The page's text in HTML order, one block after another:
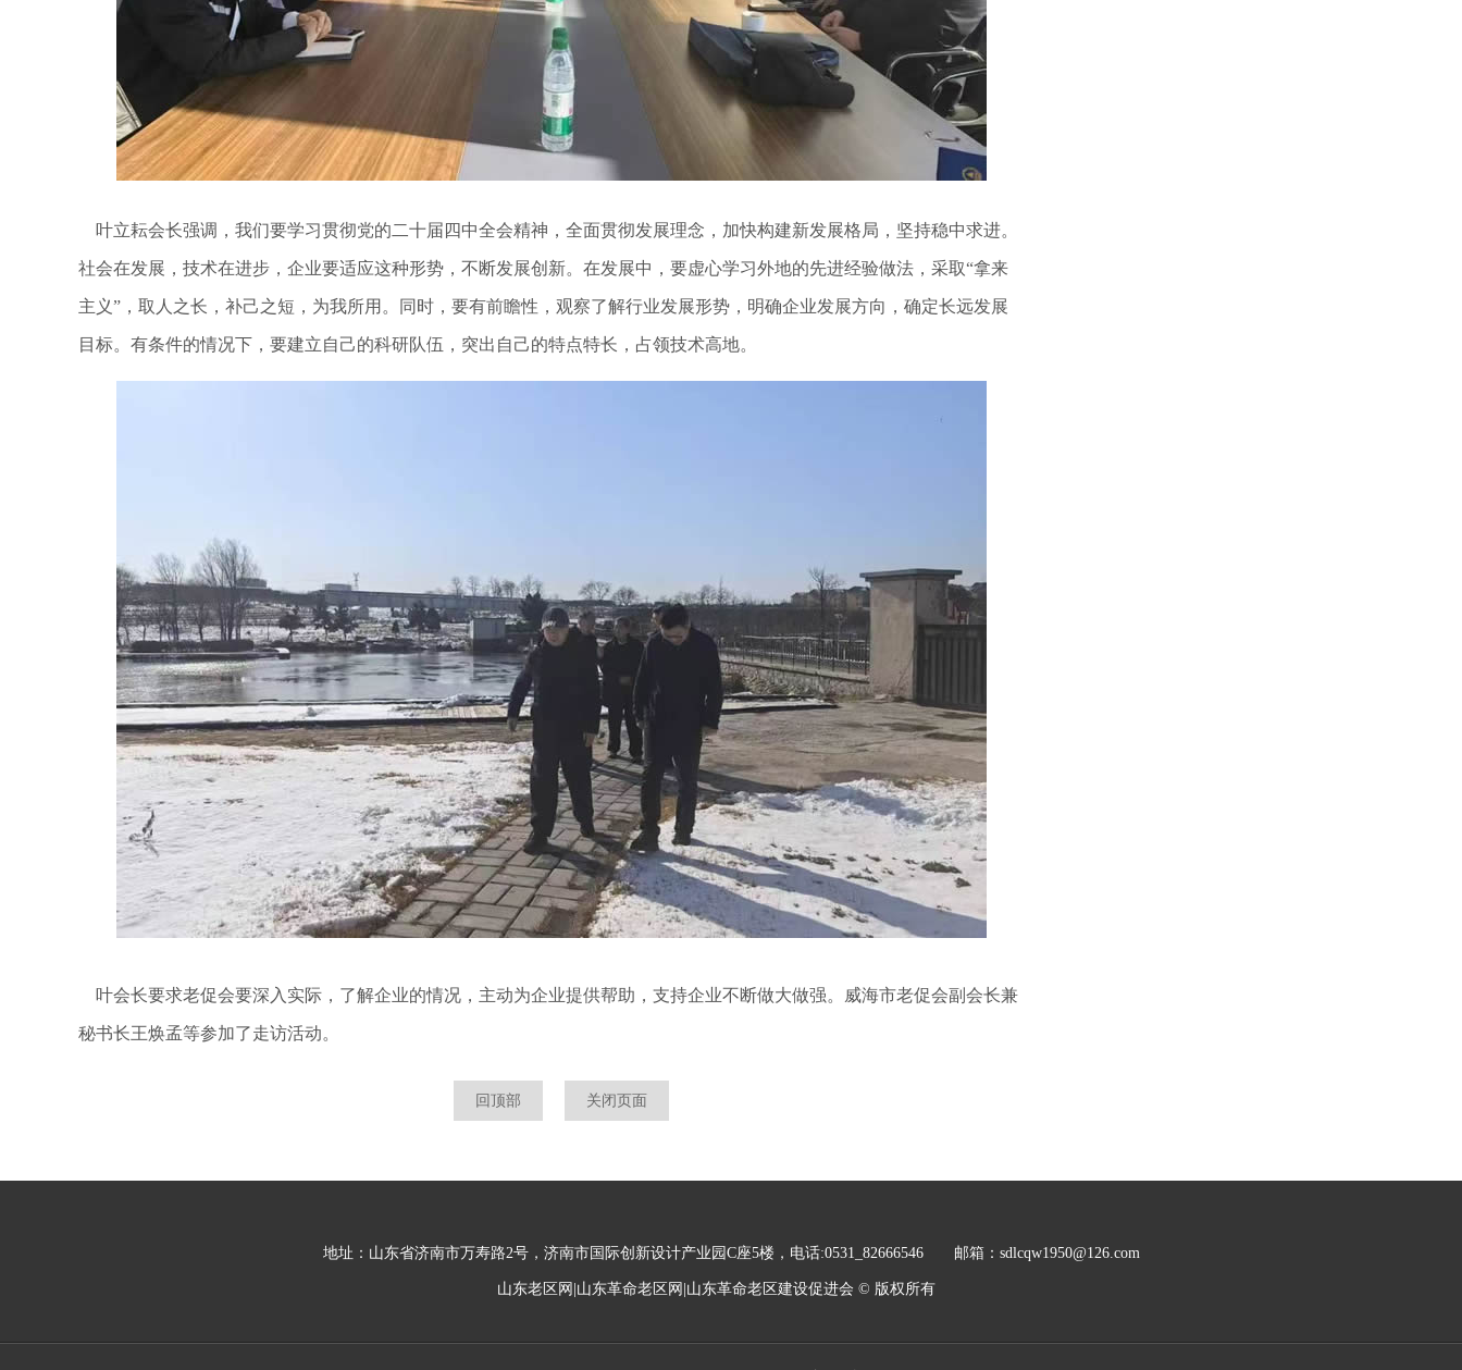
叶立耘会长强调，我们要学习贯彻党的二十届四中全会精神，全面贯彻发展理念，加快构建新发展格局，坚持稳中求进。
社会在发展，技术在进步，企业要适应这种形势，不断发展创新。在发展中，要虚心学习外地的先进经验做法，采取“拿来
主义”，取人之长，补己之短，为我所用。同时，要有前瞻性，观察了解行业发展形势，明确企业发展方向，确定长远发展
目标。有条件的情况下，要建立自己的科研队伍，突出自己的特点特长，占领技术高地。
叶会长要求老促会要深入实际，了解企业的情况，主动为企业提供帮助，支持企业不断做大做强。威海市老促会副会长兼
秘书长王焕孟等参加了走访活动。
回顶部 关闭页面
地址：山东省济南市万寿路2号，济南市国际创新设计产业园C座5楼，电话:0531_82666546 邮箱：sdlcqw1950@126.com
山东老区网|山东革命老区网|山东革命老区建设促进会 © 版权所有